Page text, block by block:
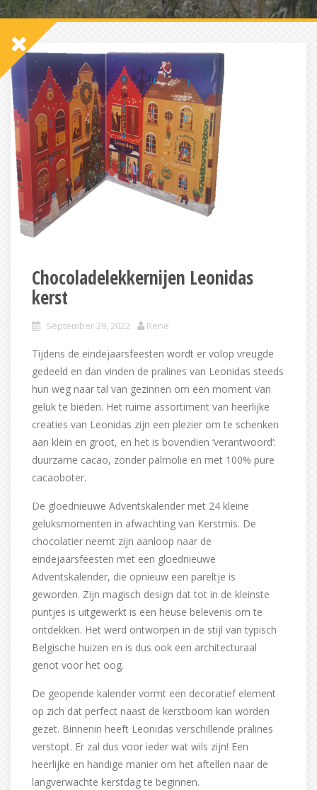
Chocoladelekkernijen Leonidas
kerst
September 29, 2022 Rene
Tijdens de eindejaarsfeesten wordt er volop vreugde
gedeeld en dan vinden de pralines van Leonidas steeds
hun weg naar tal van gezinnen om een moment van
geluk te bieden. Het ruime assortiment van heerlijke
creaties van Leonidas zijn een plezier om te schenken
aan klein en groot, en het is bovendien ‘verantwoord’:
duurzame cacao, zonder palmolie en met 100% pure
cacaoboter.
De gloednieuwe Adventskalender met 24 kleine
geluksmomenten in afwachting van Kerstmis. De
chocolatier neemt zijn aanloop naar de
eindejaarsfeesten met een gloednieuwe
Adventskalender, die opnieuw een pareltje is
geworden. Zijn magisch design dat tot in de kleinste
puntjes is uitgewerkt is een heuse belevenis om te
ontdekken. Het werd ontworpen in de stijl van typisch
Belgische huizen en is dus ook een architecturaal
genot voor het oog.
De geopende kalender vormt een decoratief element
op zich dat perfect naast de kerstboom kan worden
gezet. Binnenin heeft Leonidas verschillende pralines
verstopt. Er zal dus voor ieder wat wils zijn! Een
heerlijke en handige manier om het aftellen naar de
langverwachte kerstdag te beginnen.